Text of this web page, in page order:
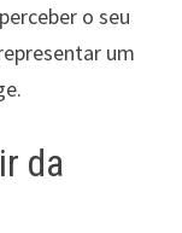
o seu
um
da